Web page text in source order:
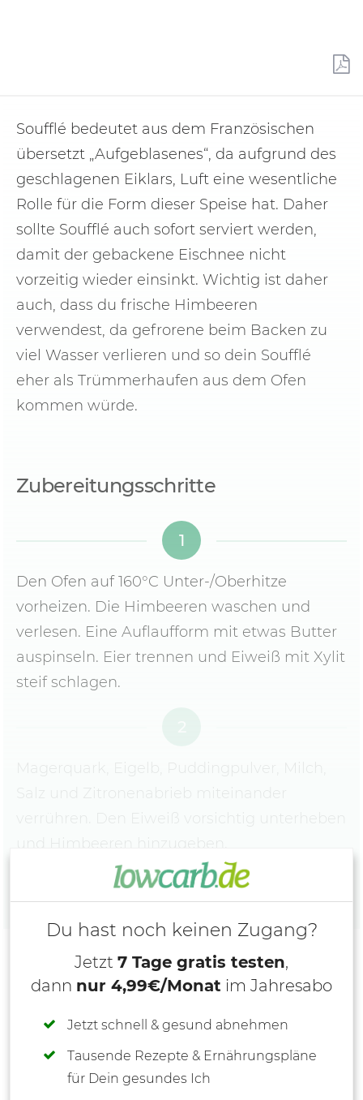
Soufflé bedeutet aus dem Französischen
übersetzt „Aufgeblasenes“, da aufgrund des
geschlagenen Eiklars, Luft eine wesentliche
Rolle für die Form dieser Speise hat. Daher
sollte Soufflé auch sofort serviert werden,
damit der gebackene Eischnee nicht
vorzeitig wieder einsinkt. Wichtig ist daher
auch, dass du frische Himbeeren
verwendest, da gefrorene beim Backen zu
viel Wasser verlieren und so dein Soufflé
eher als Trümmerhaufen aus dem Ofen
kommen würde.
Zubereitungsschritte
1
Den Ofen auf 160°C Unter-/Oberhitze
vorheizen. Die Himbeeren waschen und
verlesen. Eine Auflaufform mit etwas Butter
auspinseln. Eier trennen und Eiweiß mit Xylit
steif schlagen.
Magerquark, Eigelb, Puddingpulver, Milch,
Du hast noch keinen Zugang?
Jetzt 7 Tage gratis testen,
dann nur 4,99€/Monat im Jahresabo
Jetzt schnell & gesund abnehmen
Tausende Rezepte & Ernährungspläne
für Dein gesundes Ich